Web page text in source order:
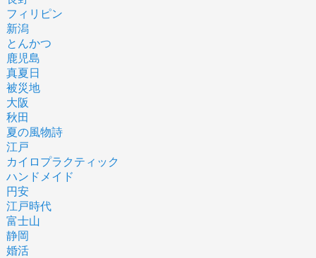
フィリピン
新潟
とんかつ
鹿児島
真夏日
被災地
大阪
秋田
夏の風物詩
江戸
カイロプラクティック
ハンドメイド
円安
江戸時代
富士山
静岡
婚活